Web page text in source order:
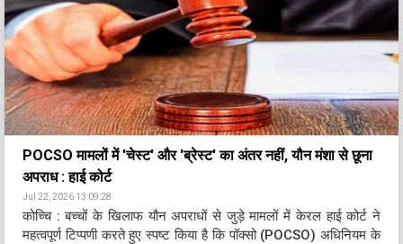
POCSO मामलों में 'चेस्ट' और 'ब्रेस्ट' का अंतर नहीं, यौन मंशा से छूना
अपराध : हाई कोर्ट
Jul 22, 2026 13:09:28
कोच्चि : बच्चों के खिलाफ यौन अपराधों से जुड़े मामलों में केरल हाई कोर्ट ने
महत्वपूर्ण टिप्पणी करते हुए स्पष्ट किया है कि पॉक्सो (POCSO) अधिनियम के